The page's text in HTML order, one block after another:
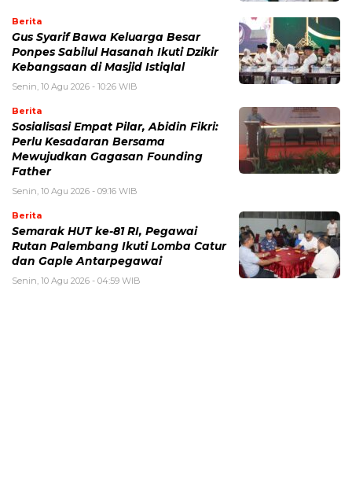
Berita
Gus Syarif Bawa Keluarga Besar
Ponpes Sabilul Hasanah Ikuti Dzikir
Kebangsaan di Masjid Istiqlal
Senin, 10 Agu 2026 - 10:26 WIB
Berita
Sosialisasi Empat Pilar, Abidin Fikri:
Perlu Kesadaran Bersama
Mewujudkan Gagasan Founding
Father
Senin, 10 Agu 2026 - 09:16 WIB
Berita
Semarak HUT ke-81 RI, Pegawai
Rutan Palembang Ikuti Lomba Catur
dan Gaple Antarpegawai
Senin, 10 Agu 2026 - 04:59 WIB